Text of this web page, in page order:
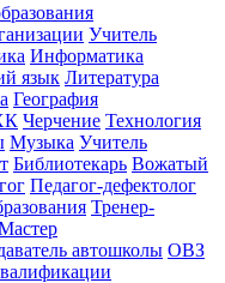
Учитель
Информатика
язык Литература
География
Черчение Технология
Музыка Учитель
Библиотекарь Вожатый
Педагог-дефектолог
Тренер-
автошколы ОВЗ